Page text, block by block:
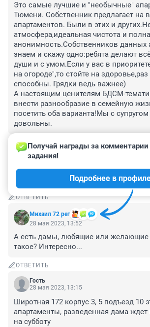
Это самые лучшие и "необычные"
Тюмени. Собственник предлагает на
апартаментов. Были в этих и
атмосфера,идеальная чистота и
анонимность.Собственников данных
знаем и скажу одно:ребята делают
души и с умом.Если у вас в
на огороде",то стойте на
способны. Грядки ведь важнее)
А настоящим ценителям БДСМ-
внести разнообразие в семейную
посетить оба варианта!Мы с
довольны.
ОТВЕТИТЬ
Гость
.....всю заразу ..тюменцы
ОТВЕТИТЬ
Михаил 72 рег
Получай награды за комментарии
задания!
Подробнее в
28 мая 2023, 13:52
А есть дамы, любящие или желающие
такое? Интересно...
ОТВЕТИТЬ
Гость
28 мая 2023, 13:15
Широтная 172 корпус 3, 5 подъезд 10
апартаменты, разведенная дама ждет
на субботу